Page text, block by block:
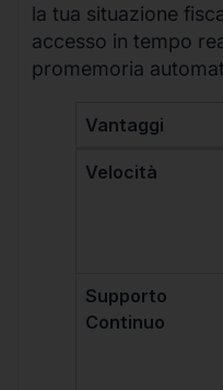
la tua situazione
accesso in tempo
promemoria
Vantaggi
Velocità
Supporto
Continuo